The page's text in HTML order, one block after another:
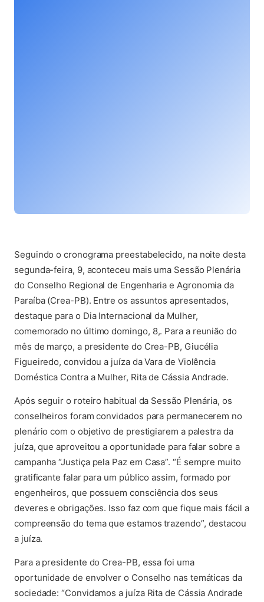
(abre em nova aba)
Seguindo o cronograma preestabelecido, na noite desta
segunda-feira, 9, aconteceu mais uma Sessão Plenária
do Conselho Regional de Engenharia e Agronomia da
Paraíba (Crea-PB). Entre os assuntos apresentados,
destaque para o Dia Internacional da Mulher,
comemorado no último domingo, 8,. Para a reunião do
mês de março, a presidente do Crea-PB, Giucélia
Figueiredo, convidou a juíza da Vara de Violência
Doméstica Contra a Mulher, Rita de Cássia Andrade.
Após seguir o roteiro habitual da Sessão Plenária, os
conselheiros foram convidados para permanecerem no
plenário com o objetivo de prestigiarem a palestra da
juíza, que aproveitou a oportunidade para falar sobre a
campanha “Justiça pela Paz em Casa”. “É sempre muito
gratificante falar para um público assim, formado por
engenheiros, que possuem consciência dos seus
deveres e obrigações. Isso faz com que fique mais fácil a
compreensão do tema que estamos trazendo”, destacou
a juíza.
Para a presidente do Crea-PB, essa foi uma
oportunidade de envolver o Conselho nas temáticas da
sociedade: “Convidamos a juíza Rita de Cássia Andrade